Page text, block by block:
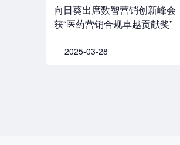
向日葵出席数智营销创新峰会
获“医药营销合规卓越贡献奖”
2025-03-28